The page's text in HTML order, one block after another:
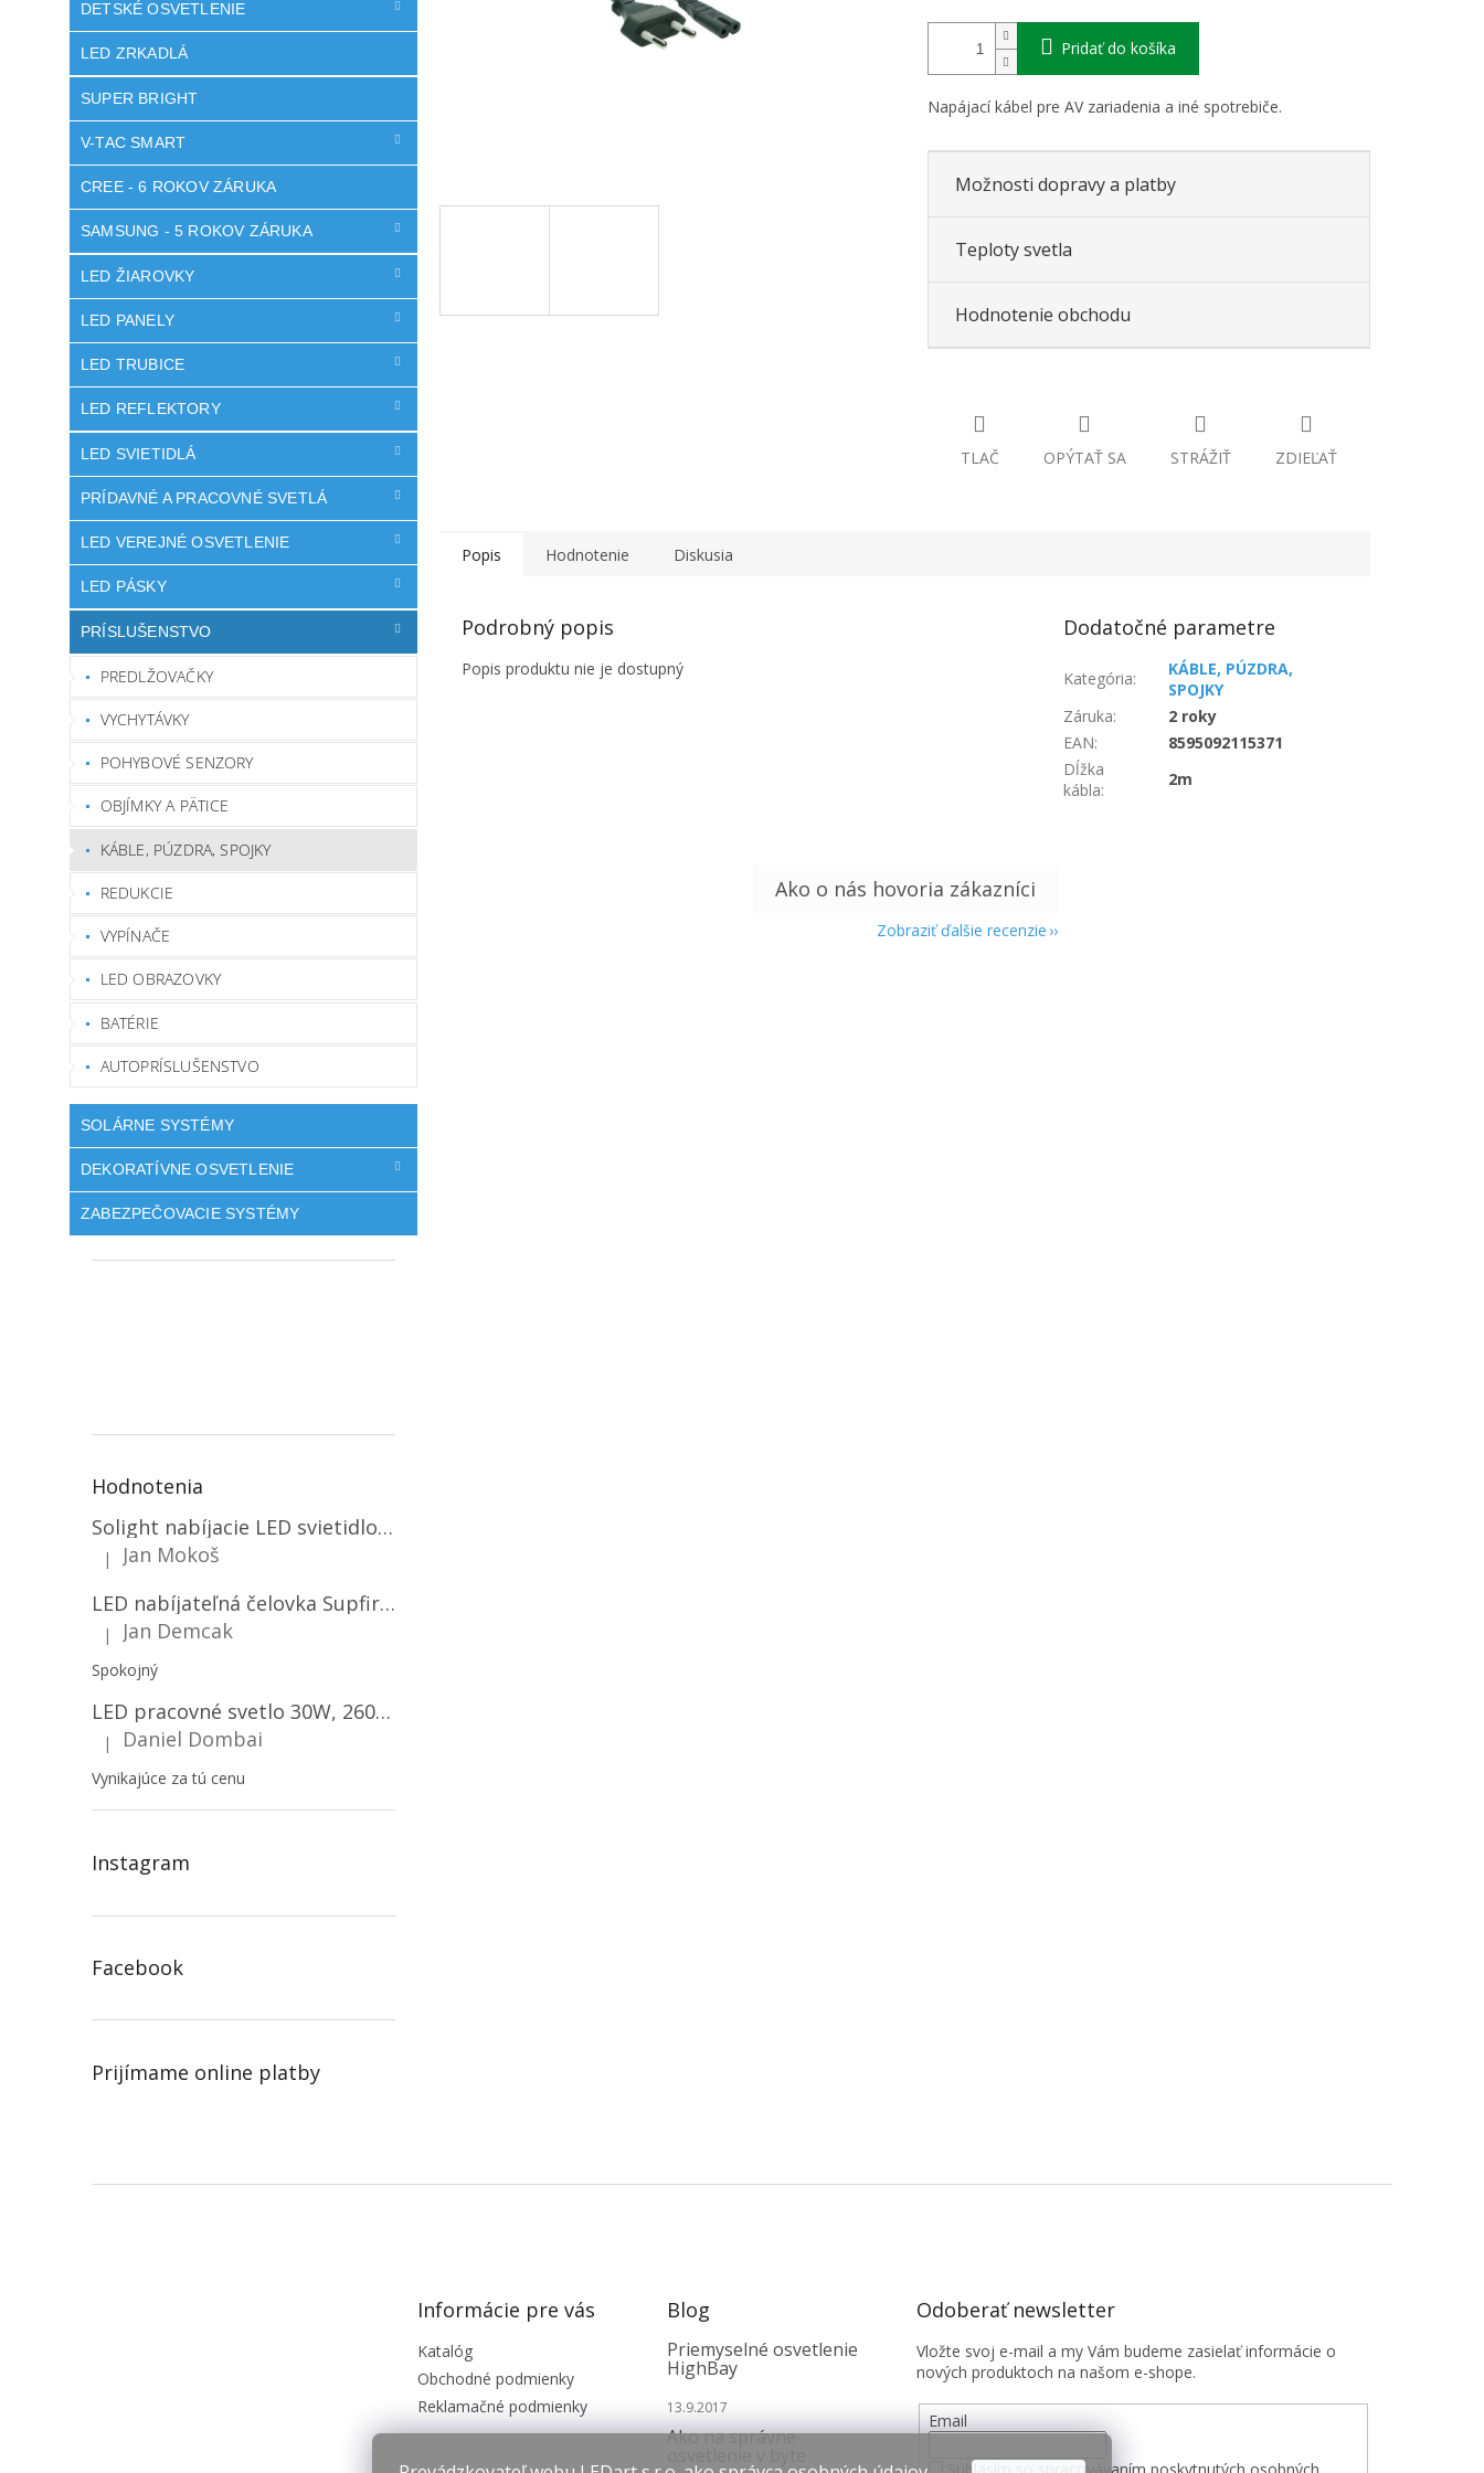
DETSKÉ OSVETLENIE
LED ZRKADLÁ
SUPER BRIGHT
V-TAC SMART
CREE - 6 ROKOV ZÁRUKA
SAMSUNG - 5 ROKOV ZÁRUKA
LED ŽIAROVKY
LED PANELY
LED TRUBICE
LED REFLEKTORY
LED SVIETIDLÁ
PRÍDAVNÉ A PRACOVNÉ SVETLÁ
LED VEREJNÉ OSVETLENIE
LED PÁSKY
PRÍSLUŠENSTVO
PREDLŽOVAČKY
VYCHYTÁVKY
POHYBOVÉ SENZORY
OBJÍMKY A PÄTICE
KÁBLE, PÚZDRA, SPOJKY
REDUKCIE
VYPÍNAČE
LED OBRAZOVKY
BATÉRIE
AUTOPRÍSLUŠENSTVO
SOLÁRNE SYSTÉMY
DEKORATÍVNE OSVETLENIE
ZABEZPEČOVACIE SYSTÉMY
Hodnotenia
Solight nabíjacie LED svietidlo, 600lm, 2200mAh Li-Ion, USB nabíjanie [WN22]
Hodnotenie produktu je 5 z 5 hviezdičiek.
|
Jan Mokoš
LED nabíjateľná čelovka Supfire HL06, 3 módy + SOS + senzor, nabíjanie cez Micro-USB, 5W, 500lm, 300m
Hodnotenie produktu je 5 z 5 hviezdičiek.
| Jan Demcak
Spokojný
LED pracovné svetlo 30W, 2600LM, 12V/24V, IP67/2-PACK! [LB0087]
Hodnotenie produktu je 5 z 5 hviezdičiek.
| Daniel Dombai
Vynikajúce za tú cenu
Instagram
Facebook
Prijímame online platby
Pridať do košíka
Napájací kábel pre AV zariadenia a iné spotrebiče.
Možnosti dopravy a platby
Teploty svetla
Hodnotenie obchodu
TLAČ OPÝTAŤ SA STRÁŽIŤ ZDIEĽAŤ
Popis Hodnotenie Diskusia
Podrobný popis
Popis produktu nie je dostupný
Dodatočné parametre
Kategória:
KÁBLE, PÚZDRA,
SPOJKY
Záruka:
2 roky
EAN:
8595092115371
Dĺžka
kábla:
2m
Zobraziť ďalšie recenzie
Informácie pre vás
Katalóg
Obchodné podmienky
Reklamačné podmienky
Blog
Priemyselné osvetlenie
HighBay
13.9.2017
Ako na správne
Odoberať newsletter
Vložte svoj e-mail a my Vám budeme zasielať informácie o
nových produktoch na našom e-shope.
Email